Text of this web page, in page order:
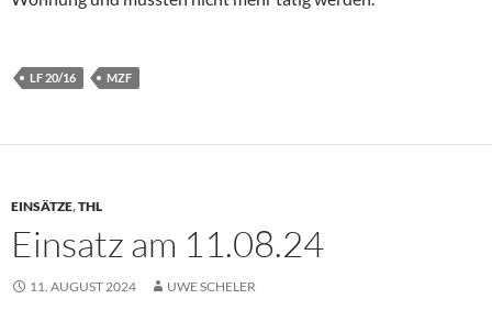
LF 20/16 MZF
EINSÄTZE,THL
Einsatz am 11.08.24
11. AUGUST 2024 UWE SCHELER